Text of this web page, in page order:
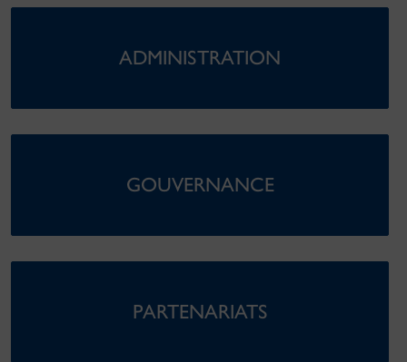
ADMINISTRATION
GOUVERNANCE
PARTENARIATS